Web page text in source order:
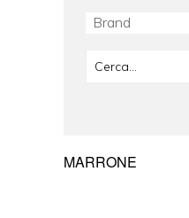
MARRONE